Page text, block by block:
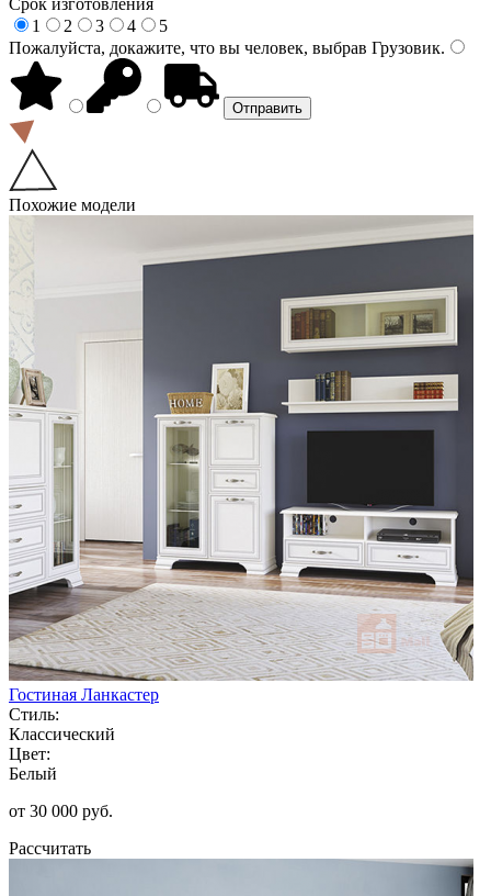
1
2 3 4
5
Пожалуйста, докажите, что вы человек, выбрав Грузовик.
Похожие модели
Гостиная Ланкастер
Стиль:
Классический
Цвет:
Белый
от 30 000 руб.
Рассчитать